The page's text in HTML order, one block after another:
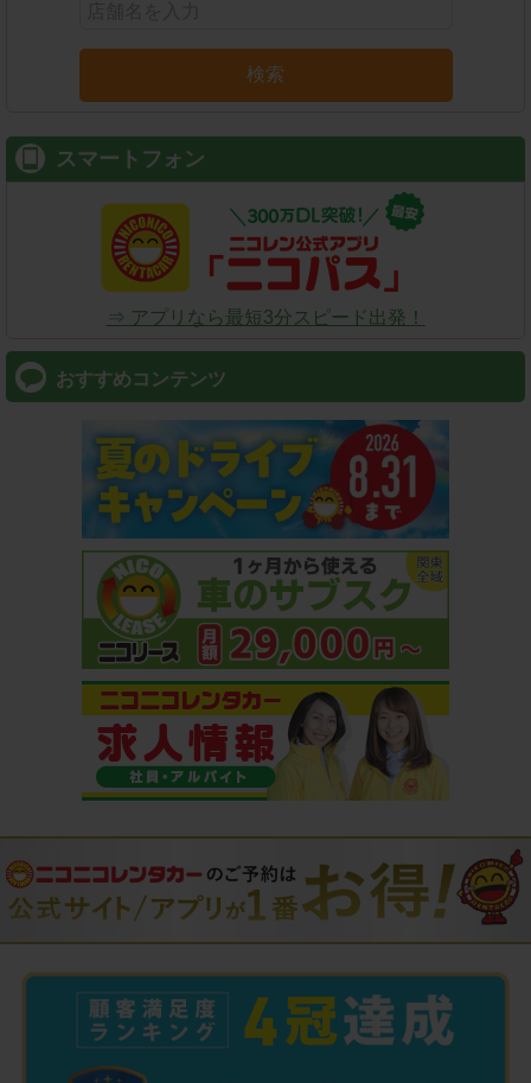
検索
スマートフォン
⇒ アプリなら最短3分スピード出発！
おすすめコンテンツ